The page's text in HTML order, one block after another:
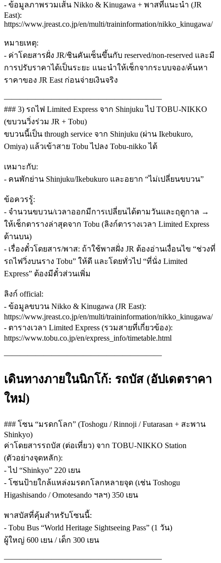
- ข้อมูลภาพรวมเส้น Nikko & Kinugawa + พาสที่แนะนำ (JR
East):
https://www.jreast.co.jp/en/multi/traininformation/nikko_kinugawa/
หมายเหตุ:
- ค่าโดยสารฝั่ง JR/ชินคันเซ็นขึ้นกับ reserved/non-reserved และมี
การปรับราคาได้เป็นระยะ แนะนำให้เช็กจากระบบจอง/ค้นหา
ราคาของ JR East ก่อนจ่ายเงินจริง
————————————————————
### 3) รถไฟ Limited Express จาก Shinjuku ไป TOBU-NIKKO
(ขบวนวิ่งร่วม JR + Tobu)
ขบวนนี้เป็น through service จาก Shinjuku (ผ่าน Ikebukuro,
Omiya) แล้วเข้าสาย Tobu ไปลง Tobu-nikko ได้
เหมาะกับ:
- คนพักย่าน Shinjuku/Ikebukuro และอยาก “ไม่เปลี่ยนขบวน”
ข้อควรรู้:
- จำนวนขบวน/เวลาออกมีการเปลี่ยนได้ตามวันและฤดูกาล →
ให้เช็กตารางล่าสุดจาก Tobu (ลิงก์ตารางเวลา Limited Express
ด้านบน)
- เรื่องตั๋วโดยสาร/พาส: ถ้าใช้พาสฝั่ง JR ต้องอ่านเงื่อนไข “ช่วงที่
รถไฟวิ่งบนราง Tobu” ให้ดี และโดยทั่วไป “ที่นั่ง Limited
Express” ต้องมีตั๋วส่วนเพิ่ม
ลิงก์ official:
- ข้อมูลขบวน Nikko & Kinugawa (JR East):
https://www.jreast.co.jp/en/multi/traininformation/nikko_kinugawa/
- ตารางเวลา Limited Express (รวมสายที่เกี่ยวข้อง):
https://www.tobu.co.jp/en/express_info/timetable.html
————————————————————
เดินทางภายในนิกโก้: รถบัส (อัปเดตราคา
ใหม่)
### โซน “มรดกโลก” (Toshogu / Rinnoji / Futarasan + สะพาน
Shinkyo)
ค่าโดยสารรถบัส (ต่อเที่ยว) จาก TOBU-NIKKO Station
(ตัวอย่างจุดหลัก):
- ไป “Shinkyo” 220 เยน
- โซนป้ายใกล้แหล่งมรดกโลกหลายจุด (เช่น Toshogu
Higashisando / Omotesando ฯลฯ) 350 เยน
พาสบัสที่คุ้มสำหรับโซนนี้:
- Tobu Bus “World Heritage Sightseeing Pass” (1 วัน)
ผู้ใหญ่ 600 เยน / เด็ก 300 เยน
————————————————————